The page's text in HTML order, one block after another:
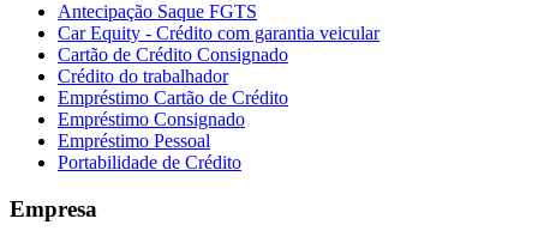
Antecipação Saque FGTS
Car Equity - Crédito com garantia veicular
Cartão de Crédito Consignado
Crédito do trabalhador
Empréstimo Cartão de Crédito
Empréstimo Consignado
Empréstimo Pessoal
Portabilidade de Crédito
Empresa